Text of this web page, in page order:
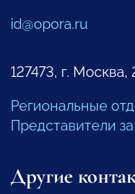
id@opora.ru
127473, г.
Региональные
Представители
Другие